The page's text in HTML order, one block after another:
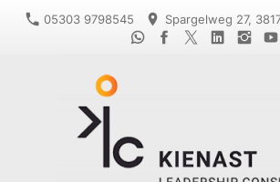
05303 9798545 Spargelweg 27,